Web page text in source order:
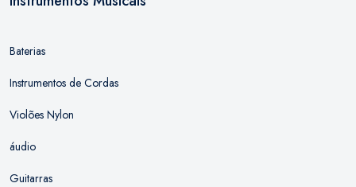
Baterias
Instrumentos de Cordas
Violões Nylon
áudio
Guitarras